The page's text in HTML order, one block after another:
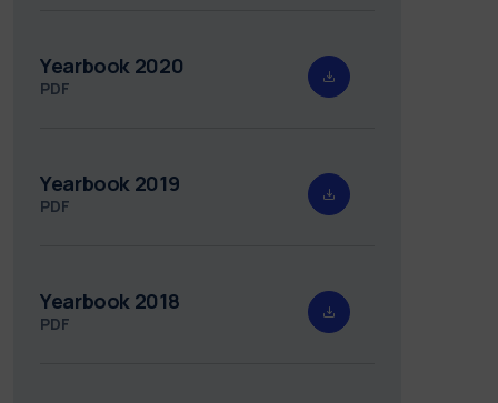
Yearbook 2020
PDF
Yearbook 2019
PDF
Yearbook 2018
PDF